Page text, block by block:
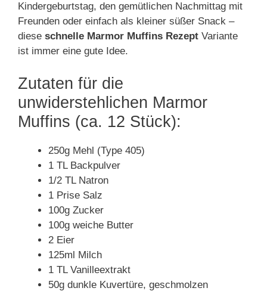
Kindergeburtstag, den gemütlichen Nachmittag mit
Freunden oder einfach als kleiner süßer Snack –
diese schnelle Marmor Muffins Rezept Variante
ist immer eine gute Idee.
Zutaten für die
unwiderstehlichen Marmor
Muffins (ca. 12 Stück):
250g Mehl (Type 405)
1 TL Backpulver
1/2 TL Natron
1 Prise Salz
100g Zucker
100g weiche Butter
2 Eier
125ml Milch
1 TL Vanilleextrakt
50g dunkle Kuvertüre, geschmolzen